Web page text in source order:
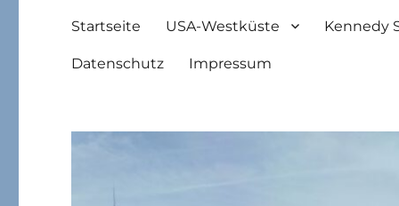
Startseite USA-Westküste Kennedy
Datenschutz Impressum